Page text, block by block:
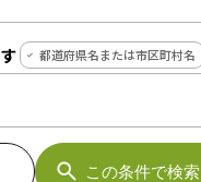
都道府県名または市区町村名
この条件で検索